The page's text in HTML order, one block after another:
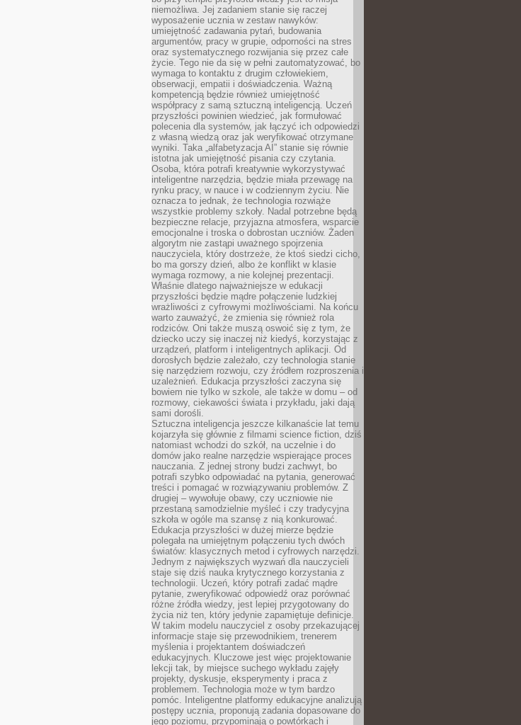
niemożliwa. Jej zadaniem stanie się raczej
wyposażenie ucznia w zestaw nawyków:
umiejętność zadawania pytań, budowania
argumentów, pracy w grupie, odporności na stres
oraz systematycznego rozwijania się przez całe
życie. Tego nie da się w pełni zautomatyzować, bo
wymaga to kontaktu z drugim człowiekiem,
obserwacji, empatii i doświadczenia. Ważną
kompetencją będzie również umiejętność
współpracy z samą sztuczną inteligencją. Uczeń
przyszłości powinien wiedzieć, jak formułować
polecenia dla systemów, jak łączyć ich odpowiedzi
z własną wiedzą oraz jak weryfikować otrzymane
wyniki. Taka „alfabetyzacja AI” stanie się równie
istotna jak umiejętność pisania czy czytania.
Osoba, która potrafi kreatywnie wykorzystywać
inteligentne narzędzia, będzie miała przewagę na
rynku pracy, w nauce i w codziennym życiu. Nie
oznacza to jednak, że technologia rozwiąże
wszystkie problemy szkoły. Nadal potrzebne będą
bezpieczne relacje, przyjazna atmosfera, wsparcie
emocjonalne i troska o dobrostan uczniów. Żaden
algorytm nie zastąpi uważnego spojrzenia
nauczyciela, który dostrzeże, że ktoś siedzi cicho,
bo ma gorszy dzień, albo że konflikt w klasie
wymaga rozmowy, a nie kolejnej prezentacji.
Właśnie dlatego najważniejsze w edukacji
przyszłości będzie mądre połączenie ludzkiej
wrażliwości z cyfrowymi możliwościami. Na końcu
warto zauważyć, że zmienia się również rola
rodziców. Oni także muszą oswoić się z tym, że
dziecko uczy się inaczej niż kiedyś, korzystając z
urządzeń, platform i inteligentnych aplikacji. Od
dorosłych będzie zależało, czy technologia stanie
się narzędziem rozwoju, czy źródłem rozproszenia i
uzależnień. Edukacja przyszłości zaczyna się
bowiem nie tylko w szkole, ale także w domu – od
rozmowy, ciekawości świata i przykładu, jaki dają
sami dorośli.
Sztuczna inteligencja jeszcze kilkanaście lat temu
kojarzyła się głównie z filmami science fiction, dziś
natomiast wchodzi do szkół, na uczelnie i do
domów jako realne narzędzie wspierające proces
nauczania. Z jednej strony budzi zachwyt, bo
potrafi szybko odpowiadać na pytania, generować
treści i pomagać w rozwiązywaniu problemów. Z
drugiej – wywołuje obawy, czy uczniowie nie
przestaną samodzielnie myśleć i czy tradycyjna
szkoła w ogóle ma szansę z nią konkurować.
Edukacja przyszłości w dużej mierze będzie
polegała na umiejętnym połączeniu tych dwóch
światów: klasycznych metod i cyfrowych narzędzi.
Jednym z największych wyzwań dla nauczycieli
staje się dziś nauka krytycznego korzystania z
technologii. Uczeń, który potrafi zadać mądre
pytanie, zweryfikować odpowiedź oraz porównać
różne źródła wiedzy, jest lepiej przygotowany do
życia niż ten, który jedynie zapamiętuje definicje.
W takim modelu nauczyciel z osoby przekazującej
informacje staje się przewodnikiem, trenerem
myślenia i projektantem doświadczeń
edukacyjnych. Kluczowe jest więc projektowanie
lekcji tak, by miejsce suchego wykładu zajęły
projekty, dyskusje, eksperymenty i praca z
problemem. Technologia może w tym bardzo
pomóc. Inteligentne platformy edukacyjne analizują
postępy ucznia, proponują zadania dopasowane do
jego poziomu, przypominają o powtórkach i